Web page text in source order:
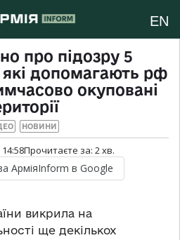
EN
про підозру 5
допомагають рф
окуповані
НОВИНИ
Прочитаєте за: 2хв.
АрміяInform в Google
викрила на
ще декількох